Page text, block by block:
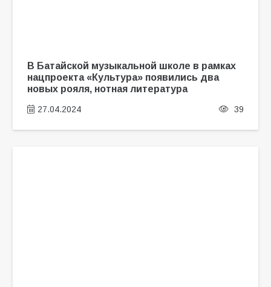
В Батайской музыкальной школе в рамках
нацпроекта «Культура» появились два
новых рояля, нотная литература
27.04.2024 39